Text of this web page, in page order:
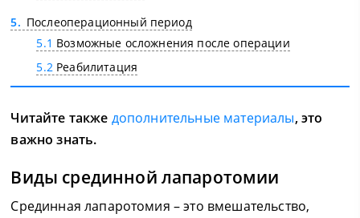
5
Послеоперационный период
5.1 Возможные осложнения после операции
5.2Реабилитация
Читайте также дополнительные материалы, это
важно знать.
Виды срединной лапаротомии
Срединная лапаротомия – это вмешательство,